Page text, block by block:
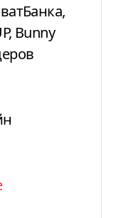
Bunny